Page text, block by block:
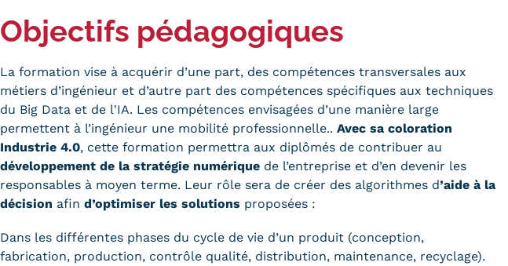
Objectifs pédagogiques
La formation vise à acquérir d’une part, des compétences transversales aux
métiers d’ingénieur et d’autre part des compétences spécifiques aux techniques
du Big Data et de l'IA. Les compétences envisagées d’une manière large
permettent à l’ingénieur une mobilité professionnelle.. Avec sa coloration
Industrie 4.0, cette formation permettra aux diplômés de contribuer au
développement de la stratégie numérique de l’entreprise et d’en devenir les
responsables à moyen terme. Leur rôle sera de créer des algorithmes d’aide à la
décision afin d’optimiser les solutions proposées :
Dans les différentes phases du cycle de vie d’un produit (conception,
fabrication, production, contrôle qualité, distribution, maintenance, recyclage).